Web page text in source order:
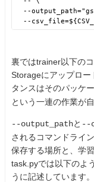
--output_path="
--
裏ではtrainer以下の
Storageにアップロー
タンスはそのパッケ
という一連の作業が
--output_pathと --
されるコマンドライ
保存する場所と、学
task.pyでは以下のよ
うに記述しています。